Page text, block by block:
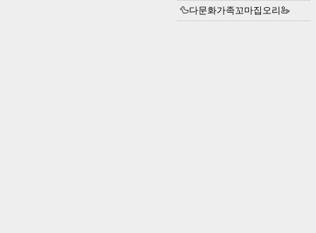
🦆다문화가족꼬마집오리🦢